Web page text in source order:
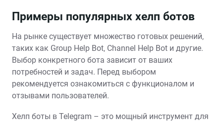
Примеры популярных хелп ботов
На рынке существует множество готовых решений‚
таких как Group Help Bot‚ Channel Help Bot и другие.
Выбор конкретного бота зависит от ваших
потребностей и задач. Перед выбором
рекомендуется ознакомиться с функционалом и
отзывами пользователей.
Хелп боты в Telegram – это мощный инструмент для